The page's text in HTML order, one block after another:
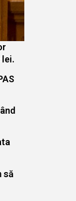
lei.
să